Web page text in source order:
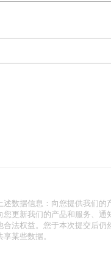
述数据信息：向您提供我们的
您更新我们的产品和服务、通
法权益。您于本次提交后仍
某些数据。